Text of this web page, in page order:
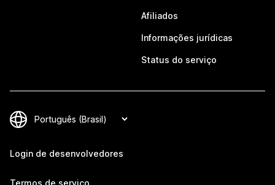
Afiliados
Informações jurídicas
Status do serviço
Login de desenvolvedores